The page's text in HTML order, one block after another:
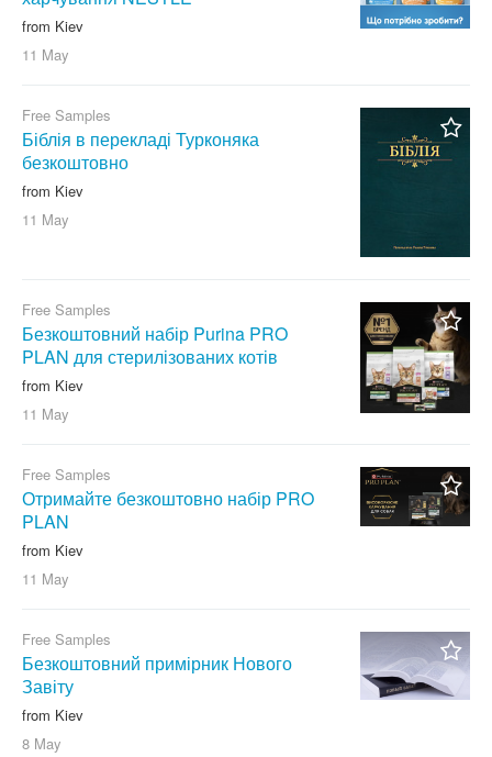
from Kiev
11 May
Free Samples
Біблія в перекладі Турконяка
безкоштовно
from Kiev
11 May
Free Samples
Безкоштовний набір Purina PRO
PLAN для стерилізованих котів
from Kiev
11 May
Free Samples
Отримайте безкоштовно набір PRO
PLAN
from Kiev
11 May
Free Samples
Безкоштовний примірник Нового
Завіту
from Kiev
8 May